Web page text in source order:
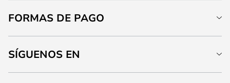
FORMAS DE PAGO
SÍGUENOS EN